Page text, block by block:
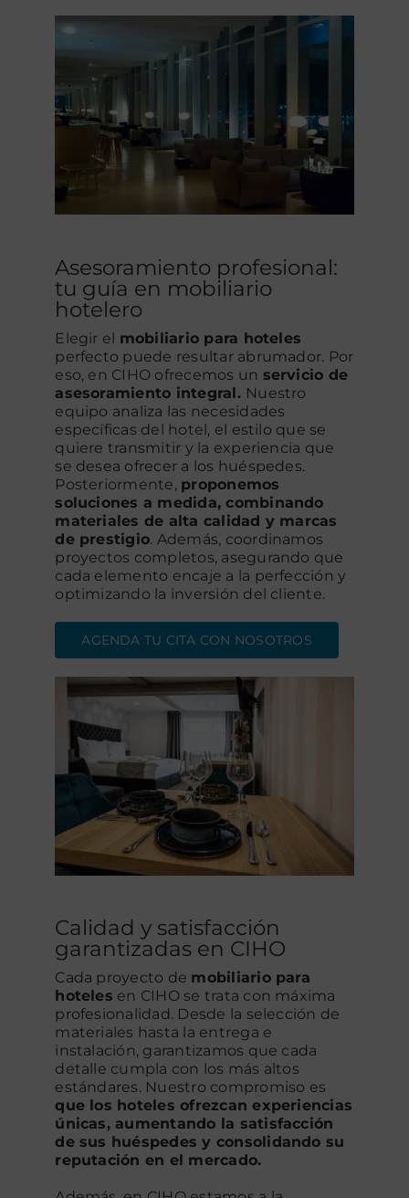
Asesoramiento profesional:
tu guía en mobiliario
hotelero
Elegir el mobiliario para hoteles
perfecto puede resultar abrumador. Por
eso, en CIHO ofrecemos un servicio de
asesoramiento integral. Nuestro
equipo analiza las necesidades
específicas del hotel, el estilo que se
quiere transmitir y la experiencia que
se desea ofrecer a los huéspedes.
Posteriormente, proponemos
soluciones a medida, combinando
materiales de alta calidad y marcas
de prestigio. Además, coordinamos
proyectos completos, asegurando que
cada elemento encaje a la perfección y
optimizando la inversión del cliente.
AGENDA TU CITA CON NOSOTROS
Calidad y satisfacción
garantizadas en CIHO
Cada proyecto de mobiliario para
hoteles en CIHO se trata con máxima
profesionalidad. Desde la selección de
materiales hasta la entrega e
instalación, garantizamos que cada
detalle cumpla con los más altos
estándares. Nuestro compromiso es
que los hoteles ofrezcan experiencias
únicas, aumentando la satisfacción
de sus huéspedes y consolidando su
reputación en el mercado.